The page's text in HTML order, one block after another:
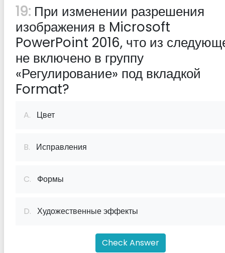
19: При изменении разрешения
изображения в Microsoft
PowerPoint 2016, что из
не включено в группу
«Регулирование» под вкладкой
Format?
A. Цвет
B. Исправления
C. Формы
D. Художественные эффекты
Check Answer